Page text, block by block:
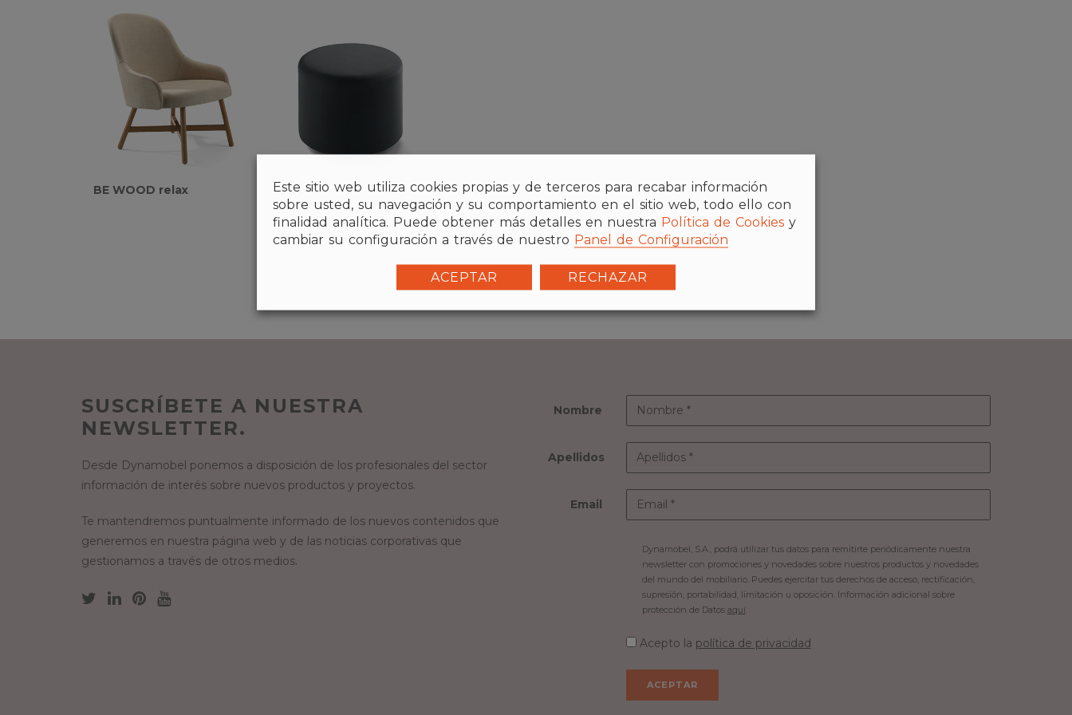
BE WOOD relax VIVA Puf
SUSCRÍBETE A NUESTRA
NEWSLETTER.
Desde Dynamobel ponemos a disposición de los profesionales del sector
información de interés sobre nuevos productos y proyectos.
Te mantendremos puntualmente informado de los nuevos contenidos que
generemos en nuestra página web y de las noticias corporativas que
gestionamos a través de otros medios.
Nombre
Apellidos
Email
Dynamobel, S.A., podrá utilizar tus datos para remitirte periódicamente nuestra
newsletter con promociones y novedades sobre nuestros productos y novedades
del mundo del mobiliario. Puedes ejercitar tus derechos de acceso, rectificación,
supresión, portabilidad, limitación u oposición. Información adicional sobre
protección de Datos aquí.
Acepto la política de privacidad
Este sitio web utiliza cookies propias y de terceros para recabar información
sobre usted, su navegación y su comportamiento en el sitio web, todo ello con
finalidad analítica. Puede obtener más detalles en nuestra Política de Cookies y
cambiar su configuración a través de nuestro Panel de Configuración
ACEPTAR RECHAZAR